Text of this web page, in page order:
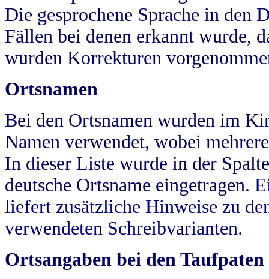
Die gesprochene Sprache in
Fällen bei denen erkannt wurde,
wurden Korrekturen
Ortsnamen
Bei den Ortsnamen wurden im
Namen verwendet, wobei
In dieser Liste wurde in der
deutsche Ortsname eingetragen.
liefert zusätzliche Hinweise zu
verwendeten Schreibvarianten.
Ortsangaben bei den Taufpaten